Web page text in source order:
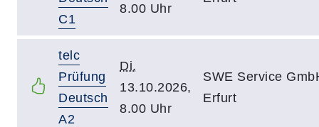
C1
8.00 Uhr
telc
Prüfung
Deutsch
A2
Di.
13.10.2026,
8.00 Uhr
SWE Service
Erfurt